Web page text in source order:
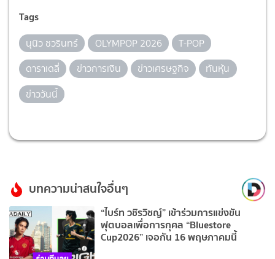
Tags
นุนิว ชวรินทร์ OLYMPOP 2026
T-POP
ดาราเดลี่
ข่าวการเงิน ข่าวเศรษฐกิจ
ทันหุ้น
ข่าววันนี้
บทความน่าสนใจอื่นๆ
“ไบร์ท วชิรวิชญ์” เข้าร่วมการแข่งขัน
ฟุตบอลเพื่อการกุศล “Bluestore
Cup2026” เจอกัน 16 พฤษภาคมนี้